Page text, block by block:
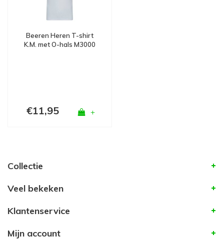
Beeren Heren T-shirt
K.M. met O-hals M3000
€11,95 +
Collectie
Veel bekeken
Klantenservice
Mijn account